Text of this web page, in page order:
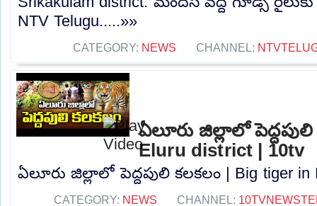
NTV Telugu.....»»
CATEGORY: NEWS CHANNEL:
ఏలూరు జిల్లాలో
Eluru district | 10tv
ఏలూరు జిల్లాలో పెద్దపులి కలకలం | Big tiger in
CATEGORY: NEWS CHANNEL: